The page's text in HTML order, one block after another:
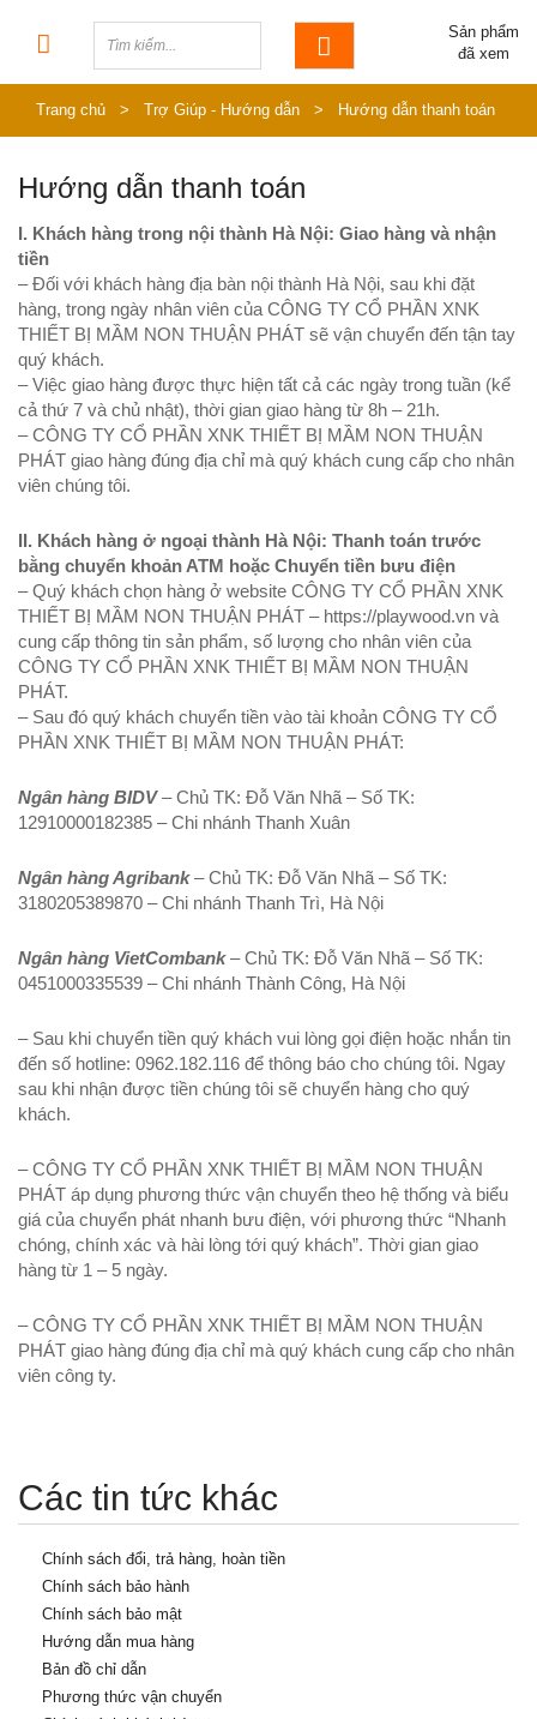
Sản phẩm
đã xem
Trang chủ > Trợ Giúp - Hướng dẫn > Hướng dẫn thanh toán
Hướng dẫn thanh toán
I. Khách hàng trong nội thành Hà Nội: Giao hàng và nhận
tiền
– Đối với khách hàng địa bàn nội thành Hà Nội, sau khi đặt
hàng, trong ngày nhân viên của CÔNG TY CỔ PHẦN XNK
THIẾT BỊ MẦM NON THUẬN PHÁT sẽ vận chuyển đến tận tay
quý khách.
– Việc giao hàng được thực hiện tất cả các ngày trong tuần (kể
cả thứ 7 và chủ nhật), thời gian giao hàng từ 8h – 21h.
– CÔNG TY CỔ PHẦN XNK THIẾT BỊ MẦM NON THUẬN
PHÁT giao hàng đúng địa chỉ mà quý khách cung cấp cho nhân
viên chúng tôi.
II. Khách hàng ở ngoại thành Hà Nội: Thanh toán trước
bằng chuyển khoản ATM hoặc Chuyển tiền bưu điện
– Quý khách chọn hàng ở website CÔNG TY CỔ PHẦN XNK
THIẾT BỊ MẦM NON THUẬN PHÁT – https://playwood.vn và
cung cấp thông tin sản phẩm, số lượng cho nhân viên của
CÔNG TY CỔ PHẦN XNK THIẾT BỊ MẦM NON THUẬN
PHÁT.
– Sau đó quý khách chuyển tiền vào tài khoản CÔNG TY CỔ
PHẦN XNK THIẾT BỊ MẦM NON THUẬN PHÁT:
Ngân hàng BIDV– Chủ TK: Đỗ Văn Nhã – Số TK:
12910000182385 – Chi nhánh Thanh Xuân
Ngân hàng Agribank– Chủ TK: Đỗ Văn Nhã – Số TK:
3180205389870 – Chi nhánh Thanh Trì, Hà Nội
Ngân hàng VietCombank– Chủ TK: Đỗ Văn Nhã – Số TK:
0451000335539 – Chi nhánh Thành Công, Hà Nội
– Sau khi chuyển tiền quý khách vui lòng gọi điện hoặc nhắn tin
đến số hotline: 0962.182.116 để thông báo cho chúng tôi. Ngay
sau khi nhận được tiền chúng tôi sẽ chuyển hàng cho quý
khách.
– CÔNG TY CỔ PHẦN XNK THIẾT BỊ MẦM NON THUẬN
PHÁT áp dụng phương thức vận chuyển theo hệ thống và biểu
giá của chuyển phát nhanh bưu điện, với phương thức “Nhanh
chóng, chính xác và hài lòng tới quý khách”. Thời gian giao
hàng từ 1 – 5 ngày.
– CÔNG TY CỔ PHẦN XNK THIẾT BỊ MẦM NON THUẬN
PHÁT giao hàng đúng địa chỉ mà quý khách cung cấp cho nhân
viên công ty.
Các tin tức khác
Chính sách đổi, trả hàng, hoàn tiền
Chính sách bảo hành
Chính sách bảo mật
Hướng dẫn mua hàng
Bản đồ chỉ dẫn
Phương thức vận chuyển